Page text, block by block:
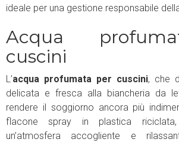
ideale per una gestione responsabile
Acqua
cuscini
L’acqua profumata per cuscini, che
delicata e fresca alla biancheria da
rendere il soggiorno ancora più
flacone spray in plastica
un’atmosfera accogliente e